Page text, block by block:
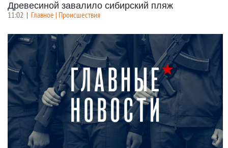
Древесиной завалило сибирский пляж
11:02 | Главное | Происшествия